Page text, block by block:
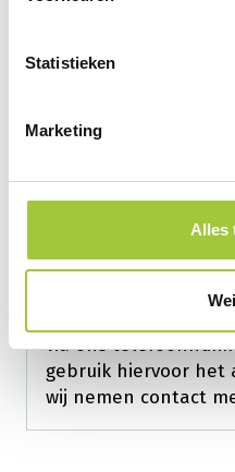
Statistieken
Marketing
Alles
bodem te leggen
voedzaam tot lekker:
Of je nu een
of gewoon zin hebt
verrassends – Game
Heb je een vraag
je graag een
via ons
gebruik hiervoor het
wij nemen contact